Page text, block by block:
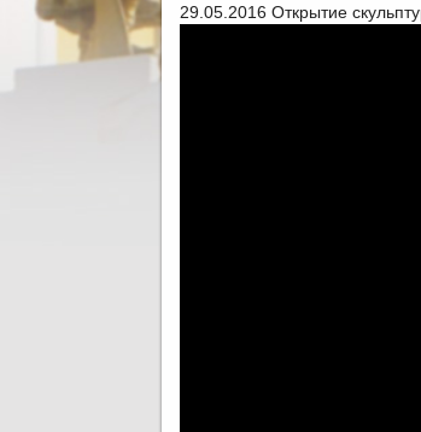
29.05.2016 Открытие